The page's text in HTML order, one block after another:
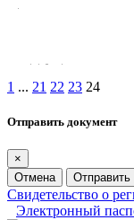
1 ... 21 22 23 24
Отправить документ
×
Отмена
Отправить
Свидетельство о
Электронный